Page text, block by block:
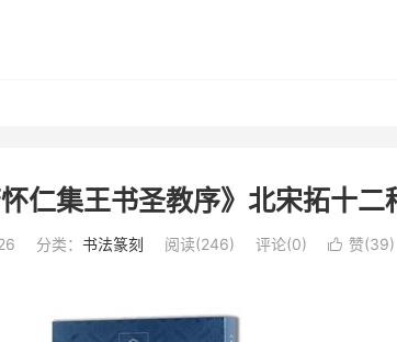
仁集王书圣教序》北宋拓十二
分类： 书法篆刻 阅读(246) 评论(0)  赞(39)